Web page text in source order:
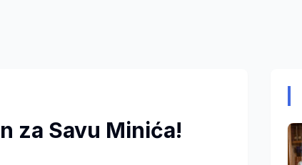
za Savu Minića!